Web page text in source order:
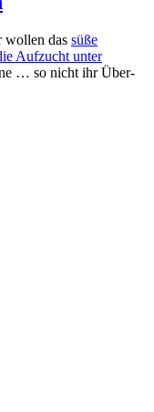
wollen das süße
Aufzucht unter
… so nicht ihr Über-